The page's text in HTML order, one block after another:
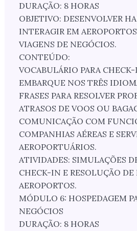
DURAÇÃO: 8 HORAS
OBJETIVO: DESENVOLVER
INTERAGIR EM
VIAGENS DE NEGÓCIOS.
CONTEÚDO:
VOCABULÁRIO PARA
EMBARQUE NOS TRÊS
FRASES PARA RESOLVER
ATRASOS DE VOOS OU
COMUNICAÇÃO COM
COMPANHIAS AÉREAS E
AEROPORTUÁRIOS.
ATIVIDADES: SIMULAÇÕES
CHECK-IN E RESOLUÇÃO DE
AEROPORTOS.
MÓDULO 6: HOSPEDAGEM
NEGÓCIOS
DURAÇÃO: 8 HORAS